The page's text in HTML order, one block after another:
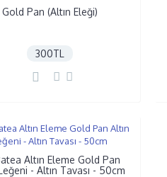
Gold Pan (Altın Eleği)
300TL
Altın Eleme Gold Pan
- Altın Tavası - 50cm